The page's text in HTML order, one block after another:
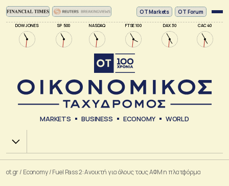
DOW JONES SP 500 NASDAQ FTSE 100 DAX 30 CAC 40
ΟΤ Markets OT Forum
MARKETS BUSINESS ECONOMY WORLD
Χ.Α.
ot.gr/ Economy/Fuel Pass 2: Ανοικτή για όλους τους ΑΦΜ η πλατφόρμα